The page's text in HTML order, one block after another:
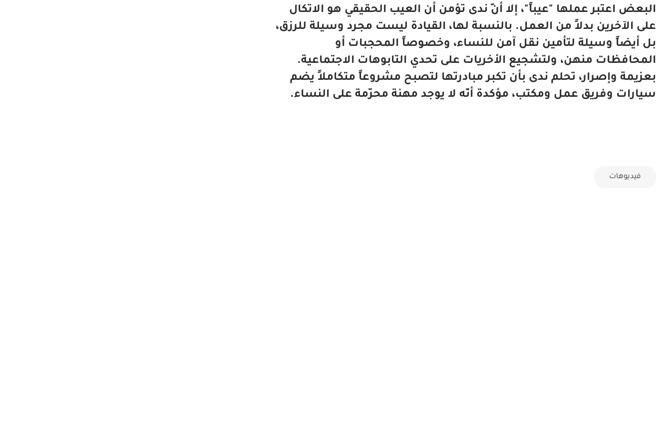
البعض اعتبر عملها "عيباً"، إلا أنّ ندى تؤمن أن العيب الحقيقي هو الاتكال
على الآخرين بدلاً من العمل. بالنسبة لها، القيادة ليست مجرد وسيلة للرزق،
بل أيضاً وسيلة لتأمين نقل آمن للنساء، وخصوصاً المحجبات أو
المحافظات منهن، ولتشجيع الأخريات على تحدي التابوهات الاجتماعية.
بعزيمة وإصرار، تحلم ندى بأن تكبر مبادرتها لتصبح مشروعاً متكاملاً يضم
سيارات وفريق عمل ومكتب، مؤكدة أنّه لا يوجد مهنة محرّمة على النساء.
فيديوهات